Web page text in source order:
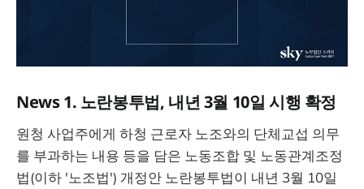
News 1. 노란봉투법, 내년 3월 10일 시행 확정
원청 사업주에게 하청 근로자 노조와의 단체교섭 의무
를 부과하는 내용 등을 담은 노동조합 및 노동관계조정
법(이하 '노조법') 개정안 노란봉투법이 내년 3월 10일